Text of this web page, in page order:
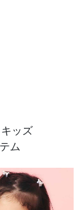
ッズ
ム